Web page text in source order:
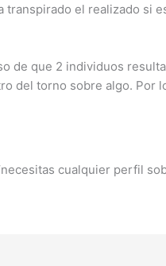
el realizado si
de que 2 individuos
del torno sobre algo. Por
cualquier perfil